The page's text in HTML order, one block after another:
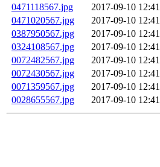
0471118567.jpg
2017-09-10 12:41
0471020567.jpg
2017-09-10 12:41
0387950567.jpg
2017-09-10 12:41
0324108567.jpg
2017-09-10 12:41
0072482567.jpg
2017-09-10 12:41
0072430567.jpg
2017-09-10 12:41
0071359567.jpg
2017-09-10 12:41
0028655567.jpg
2017-09-10 12:41